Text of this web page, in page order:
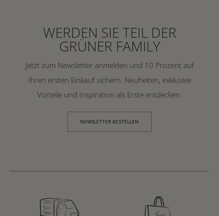
WERDEN SIE TEIL DER
GRÜNER FAMILY
Jetzt zum Newsletter anmelden und 10 Prozent auf
Ihren ersten Einkauf sichern. Neuheiten, exklusive
Vorteile und Inspiration als Erste entdecken.
NEWSLETTER BESTELLEN